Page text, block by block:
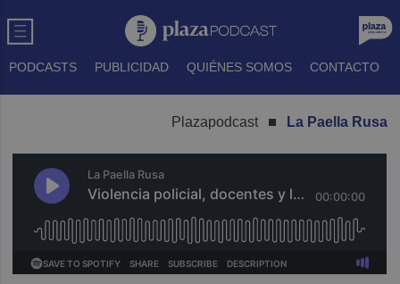
PODCASTS PUBLICIDAD QUIÉNES SOMOS CONTACTO
Plazapodcast La Paella Rusa